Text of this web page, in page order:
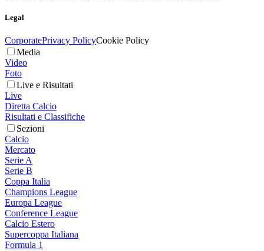
Legal
CorporatePrivacy PolicyCookie Policy
Media
Video
Foto
Live e Risultati
Live
Diretta Calcio
Risultati e Classifiche
Sezioni
Calcio
Mercato
Serie A
Serie B
Coppa Italia
Champions League
Europa League
Conference League
Calcio Estero
Supercoppa Italiana
Formula 1